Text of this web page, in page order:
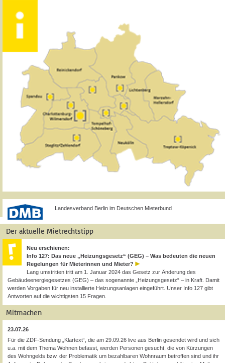
Landesverband Berlin im Deutschen Mieterbund
Der aktuelle Mietrechtstipp
Neu erschienen:
Info 127: Das neue „Heizungsgesetz“ (GEG) – Was bedeuten die neuen
Regelungen für Mieterinnen und Mieter?
Lang umstritten tritt am 1. Januar 2024 das Gesetz zur Änderung des
Gebäudeenergiegesetzes (GEG) – das sogenannte „Heizungsgesetz“ – in Kraft. Damit
werden Vorgaben für neu installierte Heizungsanlagen eingeführt. Unser Info 127 gibt
Antworten auf die wichtigsten 15 Fragen.
Mitmachen
23.07.26
Für die ZDF-Sendung „Klartext“, die am 29.09.26 live aus Berlin gesendet wird und sich
u.a. mit dem Thema Wohnen befasst, werden Personen gesucht, die von Kürzungen
des Wohngelds bzw. der Problematik um bezahlbaren Wohnraum betroffen sind und ihr